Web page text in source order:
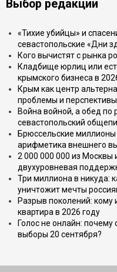
Выбор редакции
«Тихие убийцы» и
севастопольские «Дни
Кого вычистят с рынка
Кладбище юрлиц или
крымского бизнеса в
Крым как центр
проблемы и
Война войной, а обед по
севастопольский
Брюссельские
арифметика внешнего
2 000 000 000 из Москвы
двухуровневая
Три миллиона в никуда:
уничтожит мечты
Разрыв поколений: кому
квартира в 2026 году
Голос не онлайн:
выборы 20 сентября?